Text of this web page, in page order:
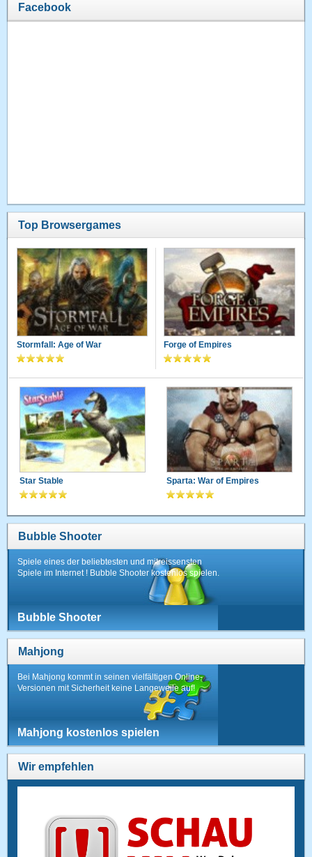
Facebook
Top Browsergames
Stormfall: Age of War Forge of Empires
Star Stable Sparta: War of Empires
Bubble Shooter
Spiele eines der beliebtesten und mitreissensten
Spiele im Internet ! Bubble Shooter kostenlos spielen.
Bubble Shooter
Mahjong
Bei Mahjong kommt in seinen vielfältigen Online-
Versionen mit Sicherheit keine Langeweile auf!
Mahjong kostenlos spielen
Wir empfehlen